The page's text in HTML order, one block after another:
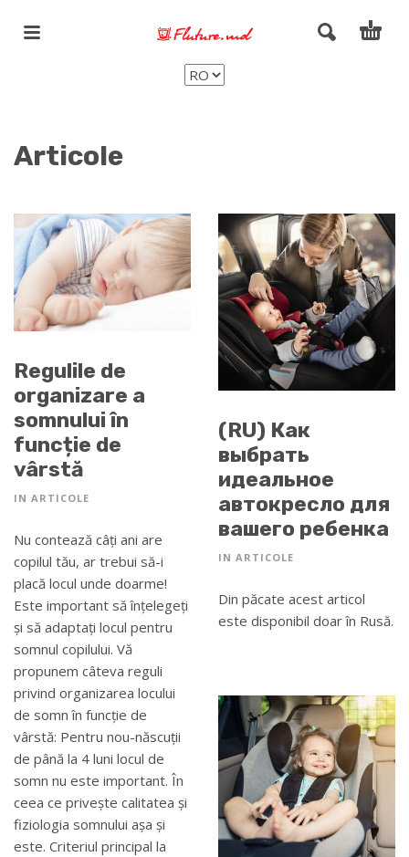
Articole
Regulile de
organizare a
somnului în
funcție de
vârstă
IN ARTICOLE
Nu contează câți ani are
copilul tău, ar trebui să-i
placă locul unde doarme!
Este important să înțelegeți
și să adaptați locul pentru
somnul copilului. Vă
propunem câteva reguli
privind organizarea locului
de somn în funcție de
vârstă: Pentru nou-născuții
de până la 4 luni locul de
somn nu este important. În
ceea ce privește calitatea și
fiziologia somnului așa și
este. Criteriul principal la
(RU) Как
выбрать
идеальное
автокресло для
вашего ребенка
IN ARTICOLE
Din păcate acest articol
este disponibil doar în Rusă.